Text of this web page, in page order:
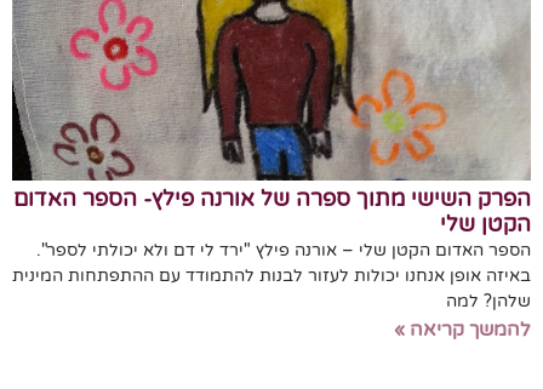
הפרק השישי מתוך ספרה של אורנה פילץ- הספר האדום
הקטן שלי
הספר האדום הקטן שלי – אורנה פילץ "ירד לי דם ולא יכולתי לספר".
באיזה אופן אנחנו יכולות לעזור לבנות להתמודד עם ההתפתחות המינית
שלהן? למה
להמשך קריאה »